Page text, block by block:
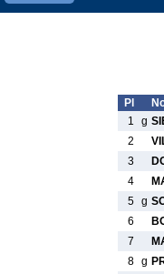
Pl
1
g
2
3
4
5 g
6
7
8 g